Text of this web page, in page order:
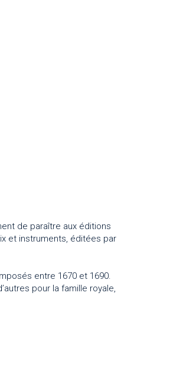
de paraître aux éditions
et instruments, éditées par
entre 1670 et 1690.
pour la famille royale,